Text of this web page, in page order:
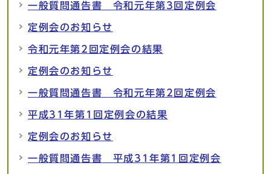
一般質問通告書 令和元年第3回定例会
定例会のお知らせ
令和元年第2回定例会の結果
定例会のお知らせ
一般質問通告書 令和元年第2回定例会
平成31年第1回定例会の結果
定例会のお知らせ
一般質問通告書 平成31年第1回定例会